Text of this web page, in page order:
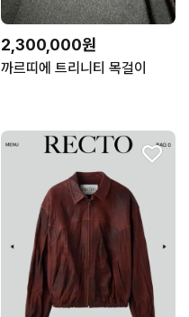
2,300,000원
까르띠에 트리니티 목걸이